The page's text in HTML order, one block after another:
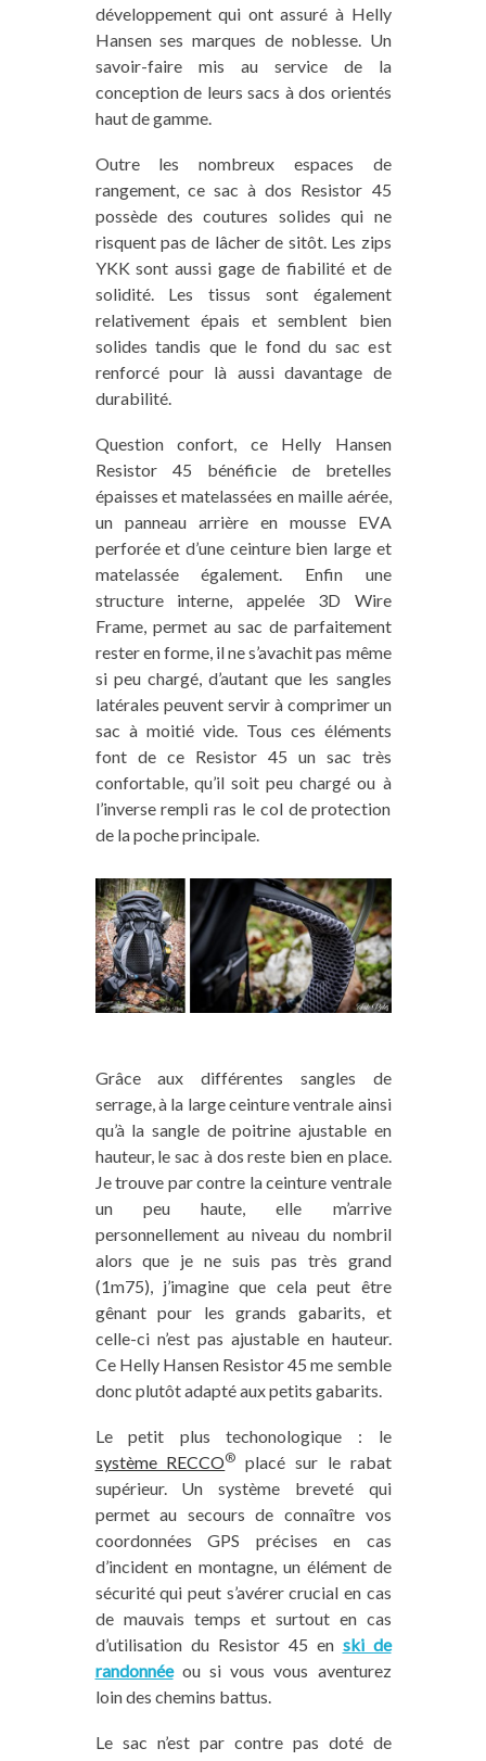
développement qui ont assuré à Helly
Hansen ses marques de noblesse. Un
savoir-faire mis au service de la
conception de leurs sacs à dos orientés
haut de gamme.
Outre les nombreux espaces de
rangement, ce sac à dos Resistor 45
possède des coutures solides qui ne
risquent pas de lâcher de sitôt. Les zips
YKK sont aussi gage de fiabilité et de
solidité. Les tissus sont également
relativement épais et semblent bien
solides tandis que le fond du sac est
renforcé pour là aussi davantage de
durabilité.
Question confort, ce Helly Hansen
Resistor 45 bénéficie de bretelles
épaisses et matelassées en maille aérée,
un panneau arrière en mousse EVA
perforée et d’une ceinture bien large et
matelassée également. Enfin une
structure interne, appelée 3D Wire
Frame, permet au sac de parfaitement
rester en forme, il ne s’avachit pas même
si peu chargé, d’autant que les sangles
latérales peuvent servir à comprimer un
sac à moitié vide. Tous ces éléments
font de ce Resistor 45 un sac très
confortable, qu’il soit peu chargé ou à
l’inverse rempli ras le col de protection
de la poche principale.
Grâce aux différentes sangles de
serrage, à la large ceinture ventrale ainsi
qu’à la sangle de poitrine ajustable en
hauteur, le sac à dos reste bien en place.
Je trouve par contre la ceinture ventrale
un peu haute, elle m’arrive
personnellement au niveau du nombril
alors que je ne suis pas très grand
(1m75), j’imagine que cela peut être
gênant pour les grands gabarits, et
celle-ci n’est pas ajustable en hauteur.
Ce Helly Hansen Resistor 45 me semble
donc plutôt adapté aux petits gabarits.
Le petit plus techonologique : le
système RECCO® placé sur le rabat
supérieur. Un système breveté qui
permet au secours de connaître vos
coordonnées GPS précises en cas
d’incident en montagne, un élément de
sécurité qui peut s’avérer crucial en cas
de mauvais temps et surtout en cas
d’utilisation du Resistor 45 en ski de
randonnéeou si vous vous aventurez
loin des chemins battus.
Le sac n’est par contre pas doté de